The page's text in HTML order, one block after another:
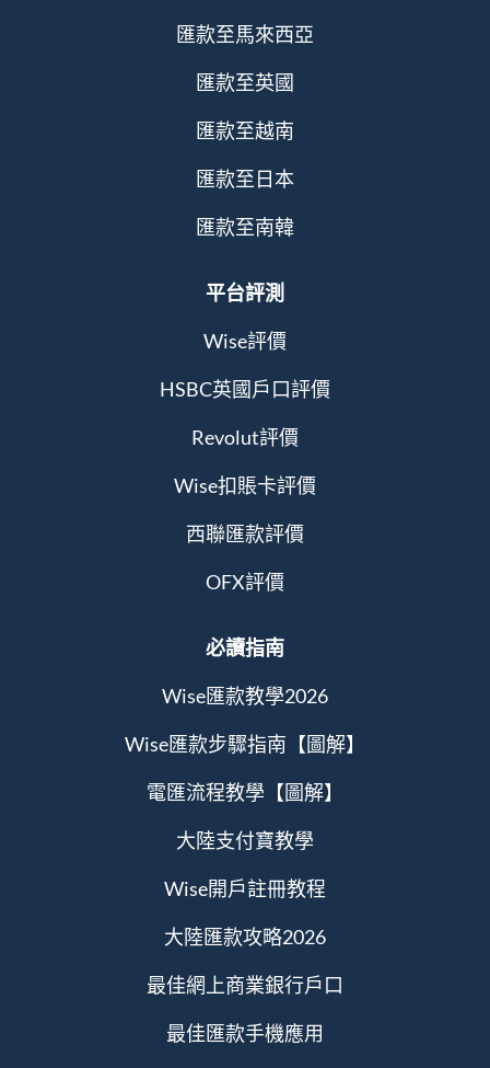
匯款至馬來西亞
匯款至英國
匯款至越南
匯款至日本
匯款至南韓
平台評測
Wise評價
HSBC英國戶口評價
Revolut評價
Wise扣賬卡評價
西聯匯款評價
OFX評價
必讀指南
Wise匯款教學2026
Wise匯款步驟指南【圖解】
電匯流程教學【圖解】
大陸支付寶教學
Wise開戶註冊教程
大陸匯款攻略2026
最佳網上商業銀行戶口
最佳匯款手機應用